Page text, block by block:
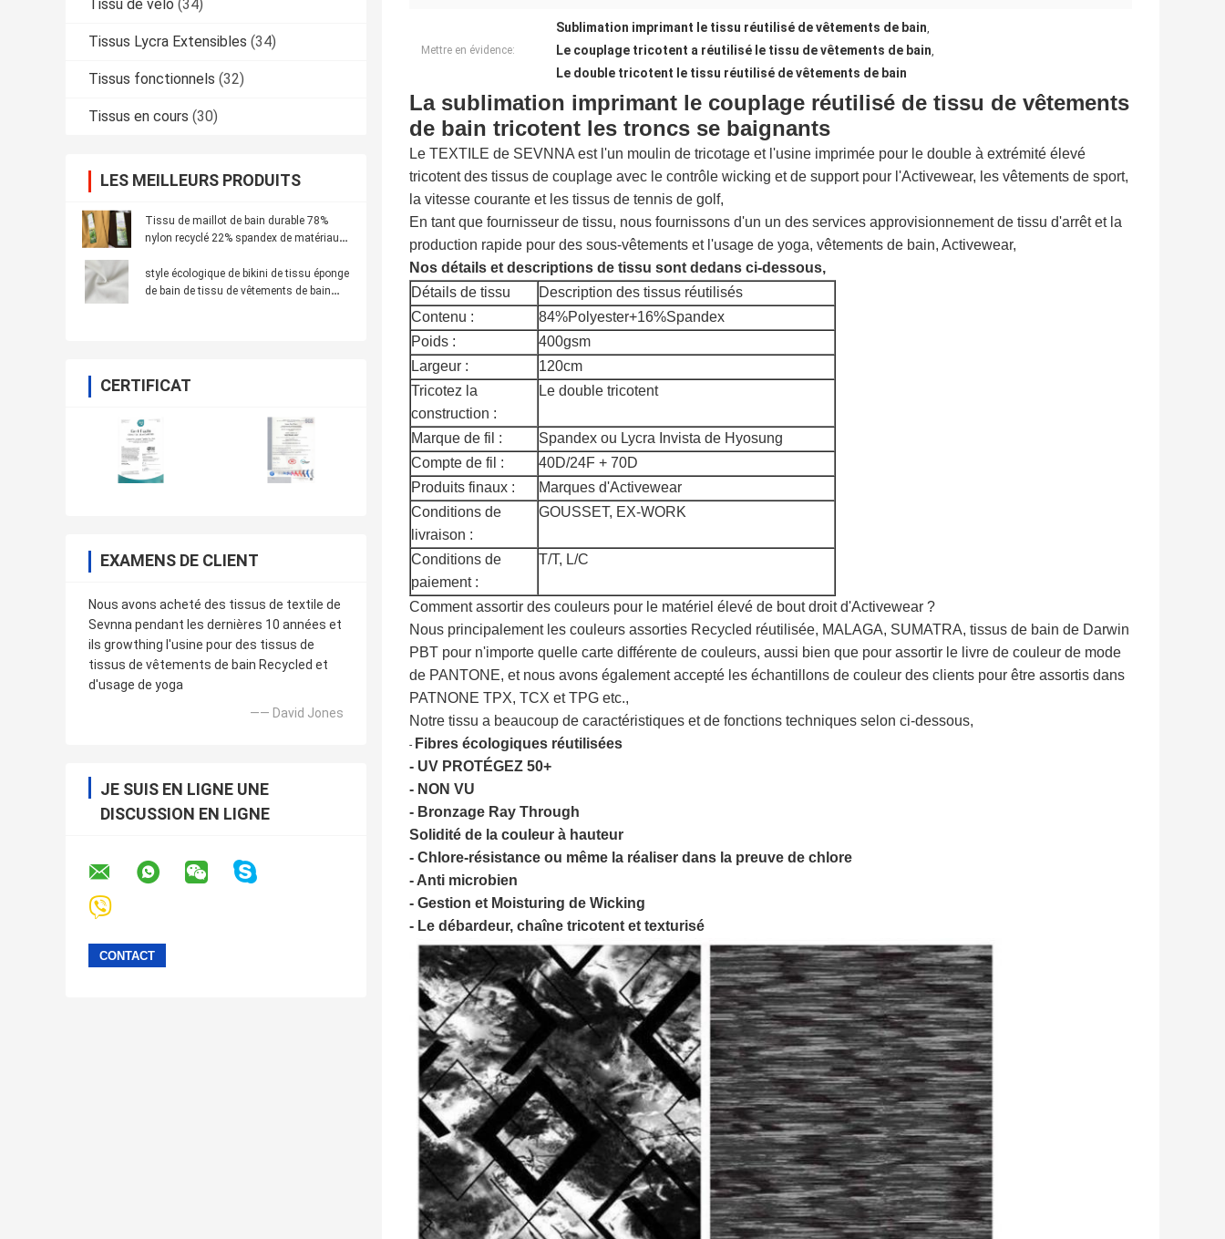
Tissu de vélo (34)
Tissus Lycra Extensibles (34)
Tissus fonctionnels (32)
Tissus en cours (30)
LES MEILLEURS PRODUITS
Tissu de maillot de bain durable 78%
nylon recyclé 22% spandex de matériaux
style écologique de bikini de tissu éponge
de bain de tissu de vêtements de bain
CERTIFICAT
EXAMENS DE CLIENT
Nous avons acheté des tissus de textile de
Sevnna pendant les dernières 10 années et
ils growthing l'usine pour des tissus de
tissus de vêtements de bain Recycled et
d'usage de yoga
—— David Jones
JE SUIS EN LIGNE UNE
DISCUSSION EN LIGNE
Mettre en évidence:
Sublimation imprimant le tissu réutilisé de vêtements de bain,
Le couplage tricotent a réutilisé le tissu de vêtements de bain,
Le double tricotent le tissu réutilisé de vêtements de bain
La sublimation imprimant le couplage réutilisé de tissu de vêtements
de bain tricotent les troncs se baignants
Le TEXTILE de SEVNNA est l'un moulin de tricotage et l'usine imprimée pour le double à extrémité élevé
tricotent des tissus de couplage avec le contrôle wicking et de support pour l'Activewear, les vêtements de sport,
la vitesse courante et les tissus de tennis de golf,
En tant que fournisseur de tissu, nous fournissons d'un un des services approvisionnement de tissu d'arrêt et la
production rapide pour des sous-vêtements et l'usage de yoga, vêtements de bain, Activewear,
Nos détails et descriptions de tissu sont dedans ci-dessous,
Détails de tissu
Description des tissus réutilisés
Contenu :
84%Polyester+16%Spandex
Poids :
400gsm
Largeur :
120cm
Tricotez la
construction :
Le double tricotent
Marque de fil :
Spandex ou Lycra Invista de Hyosung
Compte de fil :
40D/24F + 70D
Produits finaux :
Marques d'Activewear
Conditions de
livraison :
GOUSSET, EX-WORK
Conditions de
paiement :
T/T, L/C
Comment assortir des couleurs pour le matériel élevé de bout droit d'Activewear ?
Nous principalement les couleurs assorties Recycled réutilisée, MALAGA, SUMATRA, tissus de bain de Darwin
PBT pour n'importe quelle carte différente de couleurs, aussi bien que pour assortir le livre de couleur de mode
de PANTONE, et nous avons également accepté les échantillons de couleur des clients pour être assortis dans
PATNONE TPX, TCX et TPG etc.,
Notre tissu a beaucoup de caractéristiques et de fonctions techniques selon ci-dessous,
- Fibres écologiques réutilisées
- UV PROTÉGEZ 50+
- NON VU
- Bronzage Ray Through
Solidité de la couleur à hauteur
- Chlore-résistance ou même la réaliser dans la preuve de chlore
- Anti microbien
- Gestion et Moisturing de Wicking
- Le débardeur, chaîne tricotent et texturisé